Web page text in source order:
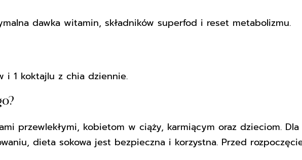
dawka witamin, składników superfod i reset metabolizmu.
i 1 koktajlu z chia dziennie.
przewlekłymi, kobietom w ciąży, karmiącym oraz dzieciom.
dieta sokowa jest bezpieczna i korzystna. Przed